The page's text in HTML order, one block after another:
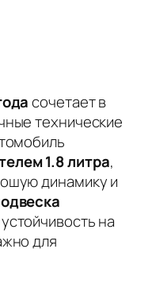
сочетает в
технические
1.8 литра,
динамику и
на
для